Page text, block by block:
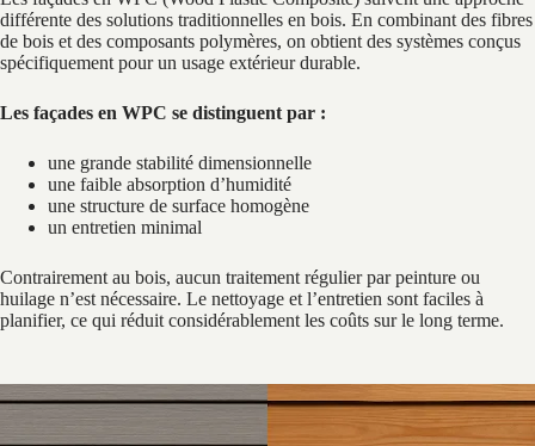
différente des solutions traditionnelles en bois. En combinant des fibres
de bois et des composants polymères, on obtient des systèmes conçus
spécifiquement pour un usage extérieur durable.
Les façades en WPC se distinguent par :
une grande stabilité dimensionnelle
une faible absorption d’humidité
une structure de surface homogène
un entretien minimal
Contrairement au bois, aucun traitement régulier par peinture ou
huilage n’est nécessaire. Le nettoyage et l’entretien sont faciles à
planifier, ce qui réduit considérablement les coûts sur le long terme.